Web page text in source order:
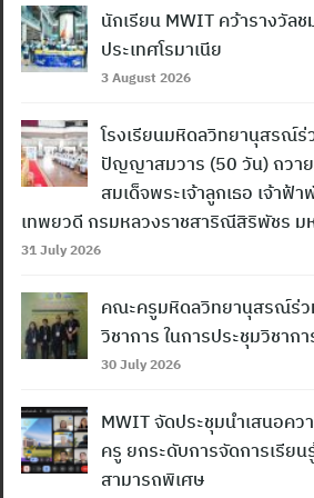
นักเรียน MWIT คว้ารางวัล
ประเทศโรมาเนีย
3 August 2026
โรงเรียนมหิดลวิทยานุสรณ์
ปัญญาสมวาร (50 วัน) ถวา
สมเด็จพระเจ้าลูกเธอ เจ้าฟ้
เทพยวดี กรมหลวงราชสาริณีสิริพัชร ม
31 July 2026
คณะครูมหิดลวิทยานุสรณ์ร่ว
วิชาการ ในการประชุมวิชาก
30 July 2026
MWIT จัดประชุมนำเสนอคว
ครู ยกระดับการจัดการเรีย
สามารถพิเศษ